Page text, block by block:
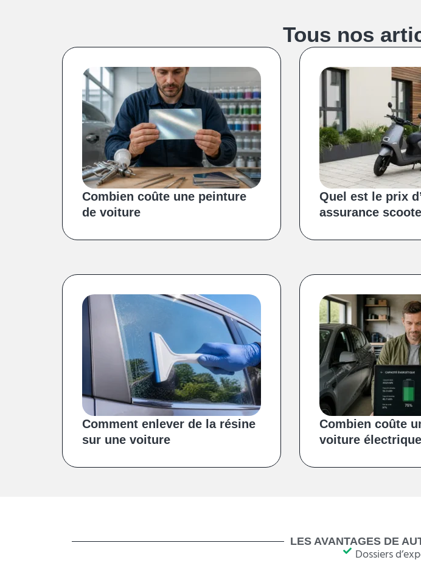
Tous nos
Combien coûte une peinture
de voiture
Quel est le prix
assurance
Comment enlever de la résine
sur une voiture
Combien coûte
voiture
LES AVANTAGES DE
Dossiers